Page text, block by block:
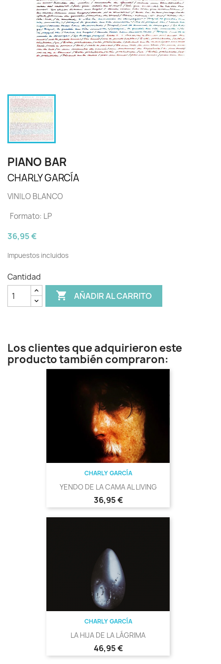
PIANO BAR
CHARLY GARCÍA
VINILO BLANCO
Formato: LP
36,95 €
Impuestos incluidos
Cantidad
 AÑADIR AL CARRITO
Los clientes que adquirieron este
producto también compraron:
CHARLY GARCÍA
YENDO DE LA CAMA AL LIVING
Precio
36,95 €
CHARLY GARCÍA
LA HIJA DE LA LÁGRIMA
Precio
46,95 €